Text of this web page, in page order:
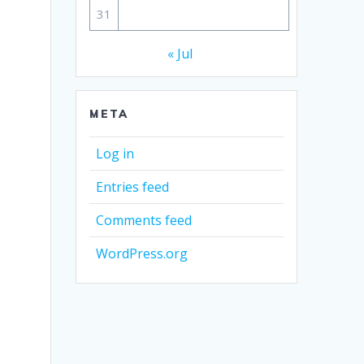
31
« Jul
META
Log in
Entries feed
Comments feed
WordPress.org